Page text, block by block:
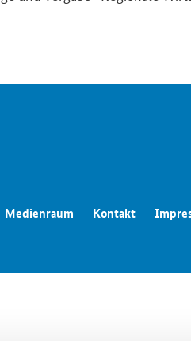
Medienraum Kontakt